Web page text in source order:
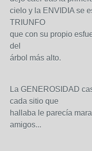
cielo y la ENVIDIA se
TRIUNFO
que con su propio
del
árbol más alto.
La GENEROSIDAD
cada sitio que
hallaba le parecía
amigos...